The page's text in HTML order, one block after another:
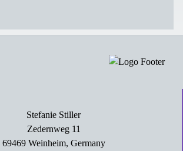
Stefanie Stiller
Zedernweg 11
69469 Weinheim, Germany